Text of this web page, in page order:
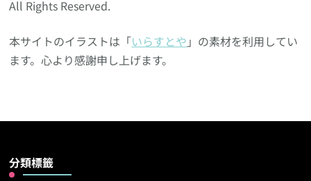
All Rights Reserved.
本サイトのイラストは「いらすとや 」の素材を利用してい
ます。心より感謝申し上げます。
分類標籤